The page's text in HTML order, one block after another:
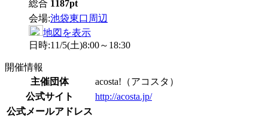
総合 1187pt
会場:池袋東口周辺
地図を表示
日時:11/5(土)8:00～18:30
開催情報
主催団体
acosta!（アコスタ）
公式サイト
http://acosta.jp/
公式メールアドレス